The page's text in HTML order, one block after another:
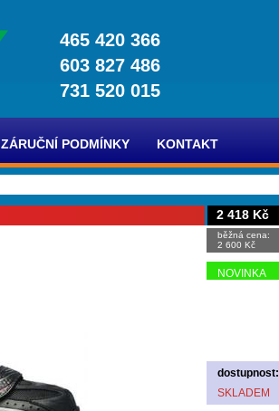
465 420 366
603 827 486
731 520 015
ZÁRUČNÍ PODMÍNKY KONTAKT
2 418 Kč
běžná cena:
2 600 Kč
NOVINKA
dostupnost:
SKLADEM